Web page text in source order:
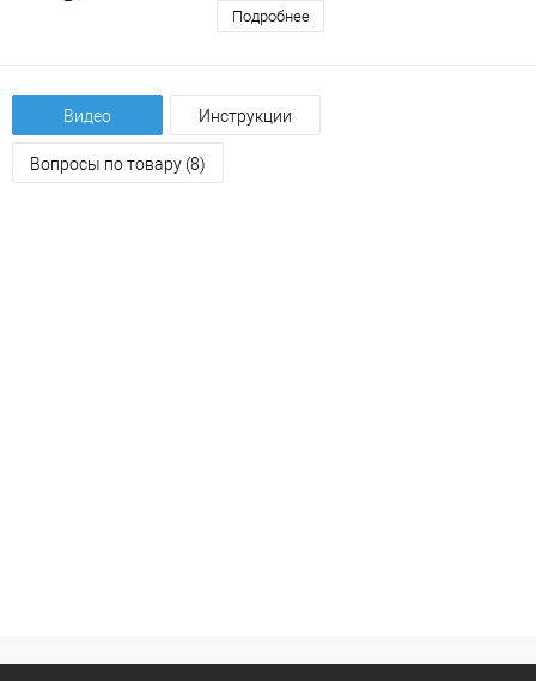
Подробнее
Видео Инструкции
Вопросы по товару (8)